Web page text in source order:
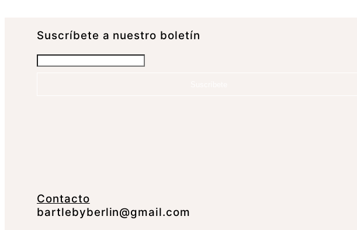
Suscrí­bete a nuestro boletín
Contacto
bartlebyberlin@gmail.com